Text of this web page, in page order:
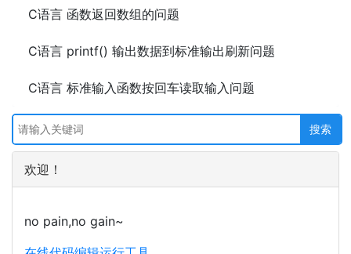
C语言 函数返回数组的问题
C语言 printf() 输出数据到标准输出刷新问题
C语言 标准输入函数按回车读取输入问题
欢迎！
no pain,no gain~